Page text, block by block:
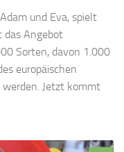
und Eva, spielt
das Angebot
Sorten, davon 1.000
europäischen
Jetzt kommt